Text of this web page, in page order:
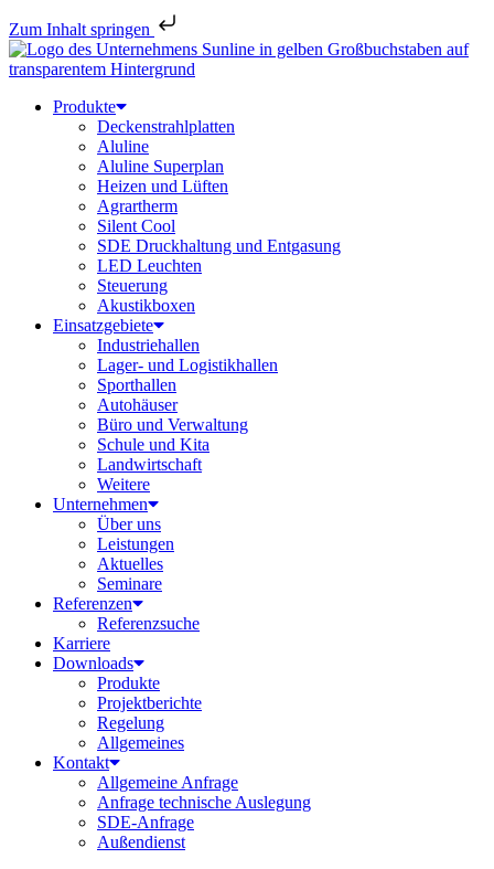
Zum Inhalt springen
Produkte
Deckenstrahlplatten
Aluline
Aluline Superplan
Heizen und Lüften
Agrartherm
Silent Cool
SDE Druckhaltung und Entgasung
LED Leuchten
Steuerung
Akustikboxen
Einsatzgebiete
Industriehallen
Lager- und Logistikhallen
Sporthallen
Autohäuser
Büro und Verwaltung
Schule und Kita
Landwirtschaft
Weitere
Unternehmen
Über uns
Leistungen
Aktuelles
Seminare
Referenzen
Referenzsuche
Karriere
Downloads
Produkte
Projektberichte
Regelung
Allgemeines
Kontakt
Allgemeine Anfrage
Anfrage technische Auslegung
SDE-Anfrage
Außendienst